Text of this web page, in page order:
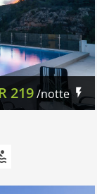
219/notte